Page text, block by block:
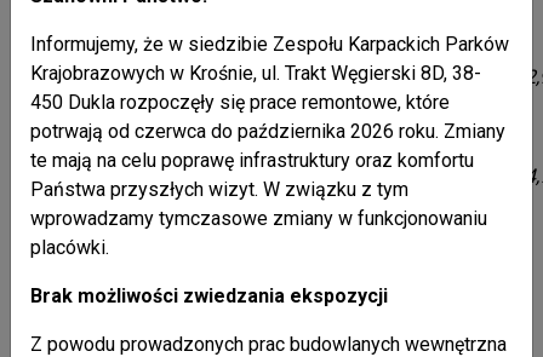
Wkład własny % /
Vlastný vklad %
7 599,71
EUR
20 %
10
Wartość całkowita 100% /
Celková hodnota 100%
37 998,51
EUR
100%
53
Termin rozpoczęcia projektu: 16.02.2026 r.
Termin zakończenia projektu: 31.12.2026 r.
Informujemy, że w siedzibie Zespołu Karpackich Parków
Krajobrazowych w Krośnie, ul. Trakt Węgierski 8D, 38-
450 Dukla rozpoczęły się prace remontowe, które
potrwają od czerwca do października 2026 roku. Zmiany
te mają na celu poprawę infrastruktury oraz komfortu
Państwa przyszłych wizyt. W związku z tym
wprowadzamy tymczasowe zmiany w funkcjonowaniu
placówki.
Brak możliwości zwiedzania ekspozycji
Z powodu prowadzonych prac budowlanych wewnętrzna